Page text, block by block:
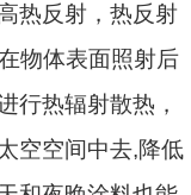
热反射，热反射
物体表面照射后
行热辐射散热，
空空间中去,降低